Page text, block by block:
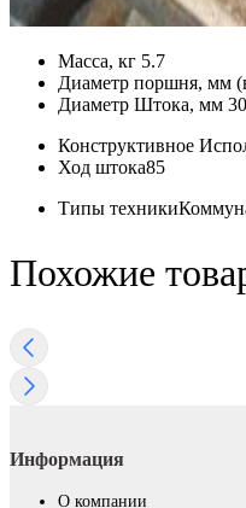
Масса, кг 5.7
Диаметр поршня, мм
Диаметр Штока, мм 30
Конструктивное
Ход штока85
Типы техники
Похожие
Информация
О компании